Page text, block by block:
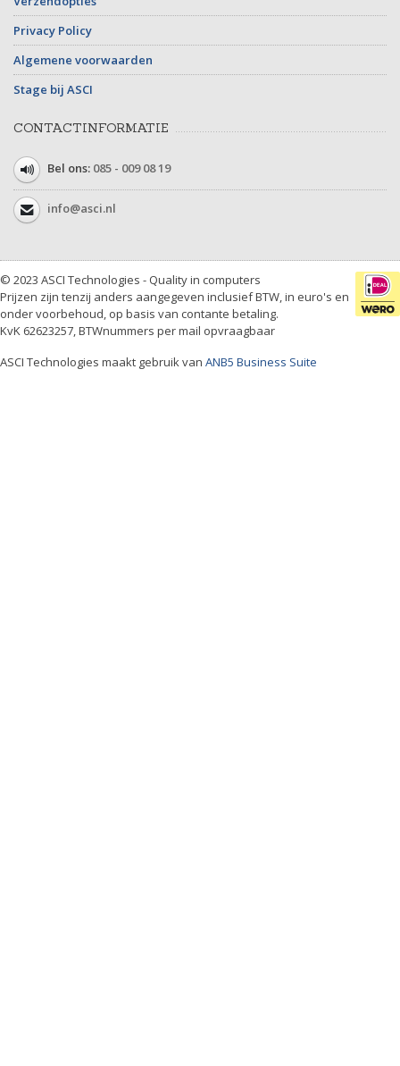
Privacy Policy
Algemene voorwaarden
Stage bij ASCI
CONTACTINFORMATIE
Bel ons: 085 - 009 08 19
info@asci.nl
© 2023 ASCI Technologies - Quality in computers
Prijzen zijn tenzij anders aangegeven inclusief BTW, in euro's en
onder voorbehoud, op basis van contante betaling.
KvK 62623257, BTWnummers per mail opvraagbaar
ASCI Technologies maakt gebruik van ANB5 Business Suite